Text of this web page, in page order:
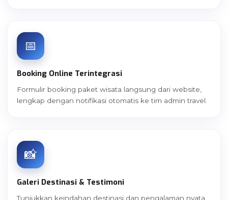
📅
Booking Online Terintegrasi
Formulir booking paket wisata langsung dari website,
lengkap dengan notifikasi otomatis ke tim admin travel.
📸
Galeri Destinasi & Testimoni
Tunjukkan keindahan destinasi dan pengalaman nyata